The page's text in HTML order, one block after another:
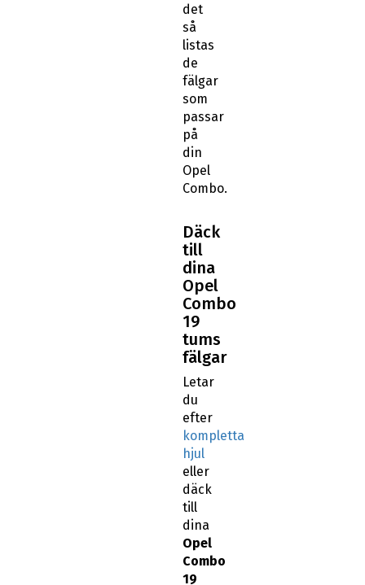
det
så
listas
de
fälgar
som
passar
på
din
Opel
Combo.
Däck
till
dina
Opel
Combo
19
tums
fälgar
Letar
du
efter
kompletta
hjul
eller
däck
till
dina
Opel
Combo
19